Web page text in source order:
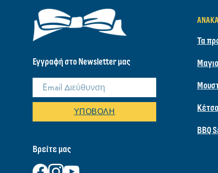
Εγγραφή στο Newsletter μας
ΥΠΟΒΟΛΉ
Βρείτε μας
Τα
BBQ